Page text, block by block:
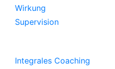
Wirkung
Supervision
Integrales Coaching